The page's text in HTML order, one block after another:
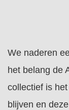
We naderen
het belang de
collectief is
blijven en